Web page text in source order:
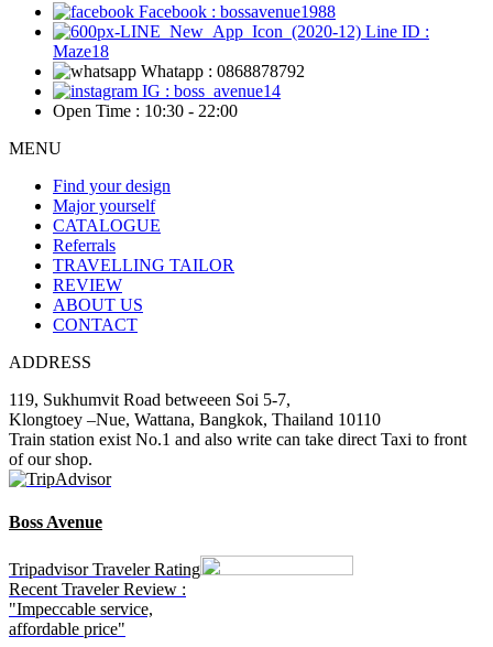
Facebook : bossavenue1988
Line ID :
Maze18
Whatapp : 0868878792
IG : boss_avenue14
Open Time : 10:30 - 22:00
MENU
Find your design
Major yourself
CATALOGUE
Referrals
TRAVELLING TAILOR
REVIEW
ABOUT US
CONTACT
ADDRESS
119, Sukhumvit Road betweeen Soi 5-7,
Klongtoey –Nue, Wattana, Bangkok, Thailand 10110
Train station exist No.1 and also write can take direct Taxi to front
of our shop.
Boss Avenue
Tripadvisor Traveler Rating
Recent Traveler Review :
"Impeccable service,
affordable price"